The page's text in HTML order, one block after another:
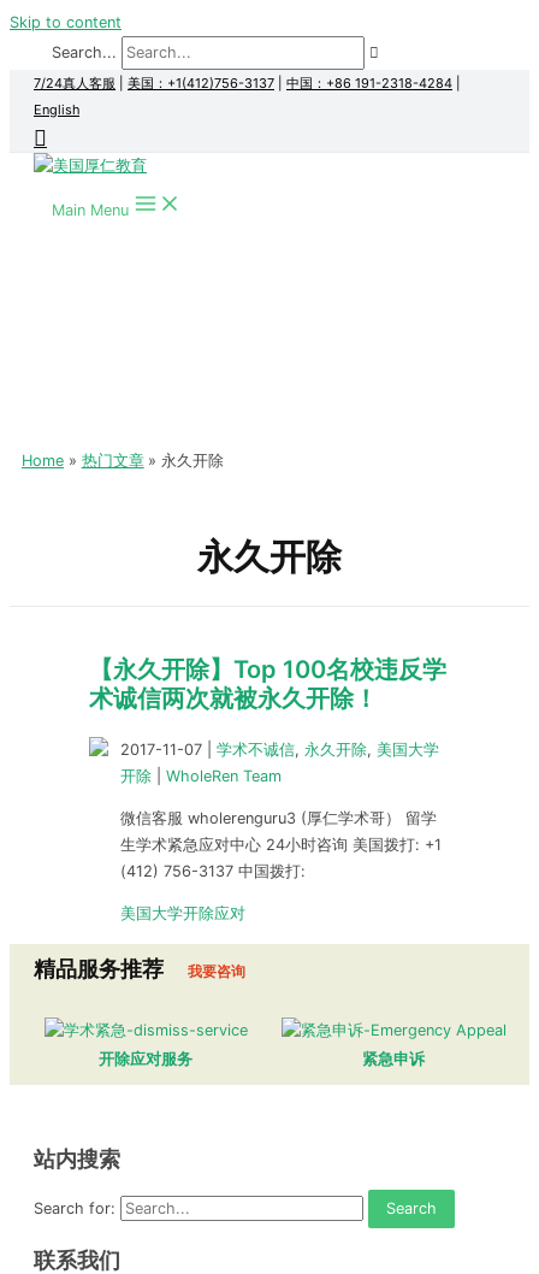
Skip to content
Search...
7/24真人客服 美国：+1(412)756-3137 中国：+86 191-2318-4284
English
Main Menu
Home 热门文章 永久开除
永久开除
【永久开除】Top 100名校违反学
术诚信两次就被永久开除！
2017-11-07 学术不诚信, 永久开除, 美国大学
开除
WholeRen Team
微信客服 wholerenguru3 (厚仁学术哥） 留学
生学术紧急应对中心 24小时咨询 美国拨打: +1
(412) 756-3137 中国拨打:
美国大学开除应对
精品服务推荐 我要咨询
开除应对服务 紧急申诉
站内搜索
Search for:
联系我们